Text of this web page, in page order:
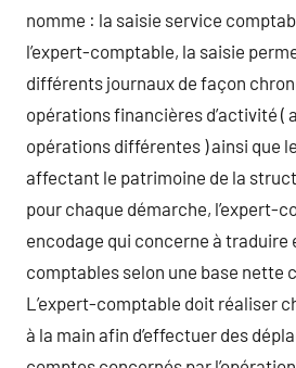
nomme : la saisie service
l’expert-comptable, la saisie
différents journaux de façon
opérations financières d’activité (
opérations différentes ) ainsi que
affectant le patrimoine de la
pour chaque démarche, l’expert-
encodage qui concerne à traduire
comptables selon une base nette
L’expert-comptable doit réaliser
à la main afin d’effectuer des